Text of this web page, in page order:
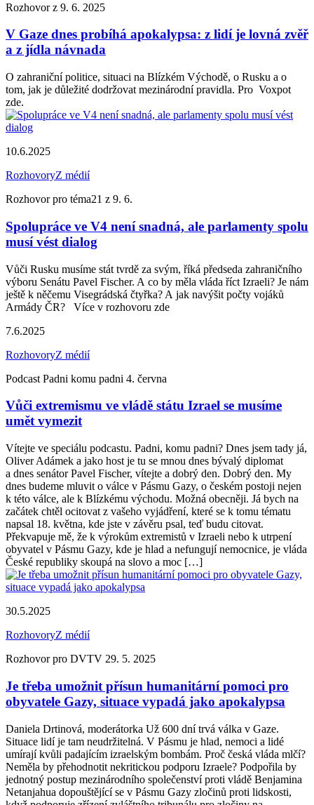
Rozhovor z 9. 6. 2025
V Gaze dnes probíhá apokalypsa: z lidí je lovná zvěř
a z jídla návnada
O zahraniční politice, situaci na Blízkém Východě, o Rusku a o
tom, jak je důležité dodržovat mezinárodní pravidla. Pro Voxpot
zde.
10.6.2025
RozhovoryZ médií
Rozhovor pro téma21 z 9. 6.
Spolupráce ve V4 není snadná, ale parlamenty spolu
musí vést dialog
Vůči Rusku musíme stát tvrdě za svým, říká předseda zahraničního
výboru Senátu Pavel Fischer. A co by měla vláda říct Izraeli? Je nám
ještě k něčemu Visegrádská čtyřka? A jak navýšit počty vojáků
Armády ČR? Více v rozhovoru zde
7.6.2025
RozhovoryZ médií
Podcast Padni komu padni 4. června
Vůči extremismu ve vládě státu Izrael se musíme
umět vymezit
Vítejte ve speciálu podcastu. Padni, komu padni? Dnes jsem tady já,
Oliver Adámek a jako host je tu se mnou dnes bývalý diplomat
a dnes senátor Pavel Fischer, vítejte a dobrý den. Dobrý den. My
dnes budeme mluvit o válce v Pásmu Gazy, o českém postoji nejen
k této válce, ale k Blízkému východu. Možná obecněji. Já bych na
začátek chtěl ocitovat z vašeho vyjádření, které se k tomu tématu
napsal 18. května, kde jste v závěru psal, teď budu citovat.
Překvapuje mě, že k výrokům extremistů v Izraeli nebo k utrpení
obyvatel v Pásmu Gazy, kde je hlad a nefungují nemocnice, je vláda
České republiky skoupá na slovo a moc […]
30.5.2025
RozhovoryZ médií
Rozhovor pro DVTV 29. 5. 2025
Je třeba umožnit přísun humanitární pomoci pro
obyvatele Gazy, situace vypadá jako apokalypsa
Daniela Drtinová, moderátorka Už 600 dní trvá válka v Gaze.
Situace lidí je tam neudržitelná. V Pásmu je hlad, nemoci a lidé
umírají kvůli padajícím izraelským bombám. Proč česká vláda mlčí?
Neměla by přehodnotit nekritickou podporu Izraele? Podpořila by
jednotný postup mezinárodního společenství proti vládě Benjamina
Netanjahua dopouštějící se v Pásmu Gazy zločinů proti lidskosti,